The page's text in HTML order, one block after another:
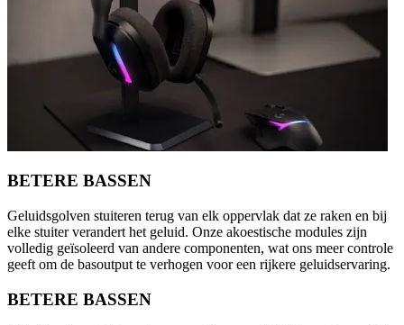
BETERE BASSEN
Geluidsgolven stuiteren terug van elk oppervlak dat ze raken en bij
elke stuiter verandert het geluid. Onze akoestische modules zijn
volledig geïsoleerd van andere componenten, wat ons meer controle
geeft om de basoutput te verhogen voor een rijkere geluidservaring.
BETERE BASSEN